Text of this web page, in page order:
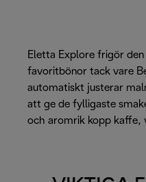
Eletta Explore frigör
favoritbönor tack vare
automatiskt justerar
att ge de fylligaste
och aromrik kopp kaffe,